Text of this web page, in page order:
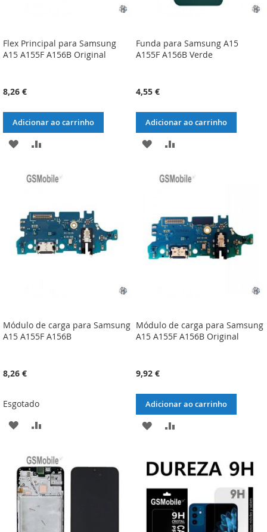
Flex Principal para Samsung
A15 A155F A156B Original
8,26 €
Adicionar ao carrinho
ADICIONAR
LISTA
DESEJOS
COMPARAÇÃO
Funda para Samsung A15
A155F A156B Verde
4,55 €
Adicionar ao carrinho
ADICIONAR
LISTA
DESEJOS
ADICIONAR
COMPARAÇÃO
Módulo de carga para Samsung
A15 A155F A156B
8,26 €
Esgotado
ADICIONAR
LISTA
DE
DESEJOS
COMPARAÇÃO
Módulo de carga para Samsung
A15 A155F A156B Original
9,92 €
Adicionar ao carrinho
ADICIONAR
LISTA
DE
DESEJOS
ADICIONAR
COMPARAÇÃO